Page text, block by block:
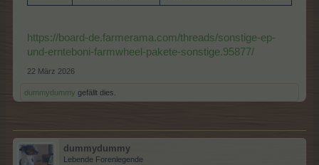
https://board-de.farmerama.com/threads/sonstige-ep-
und-ernteboni-farmwheel-pakete-sonstige.95877/
22 März 2026
dummydummy gefällt dies.
dummydummy
Lebende Forenlegende